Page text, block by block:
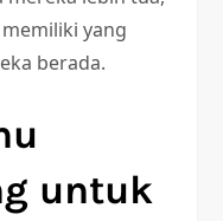
yang
berada.
untuk